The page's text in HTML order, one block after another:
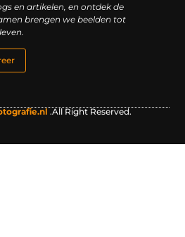
en artikelen, en ontdek de
brengen we beelden tot
leven.
.All Right Reserved.